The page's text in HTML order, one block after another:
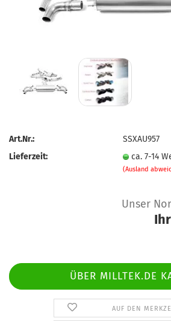
Art.Nr.:
SSXAU957
Lieferzeit:
ca. 7-14
(Ausland
Unser
ÜBER MILLTEK.DE
AUF DEN